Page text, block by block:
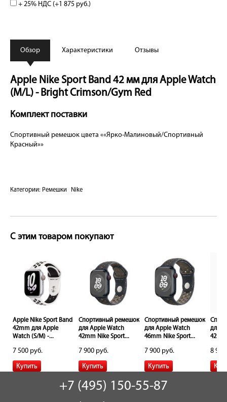
+ 25% НДС (+1 875 руб.)
Обзор Характеристики Отзывы
Apple Nike Sport Band 42 мм для Apple Watch
(M/L) - Bright Crimson/Gym Red
Комплект поставки
Спортивный ремешок цвета ««Ярко-Малиновый/Спортивный
Красный»»
Категории: Ремешки Nike
С этим товаром покупают
Apple Nike Sport Band
42mm для Apple
Watch (S/M) -...
7 500 руб.
Спортивный ремешок
для Apple Watch
42mm Nike Sport...
7 900 руб.
Спортивный ремешок
для Apple Watch
46mm Nike Sport...
7 900 руб.
для
8
+7 (495) 150-55-87